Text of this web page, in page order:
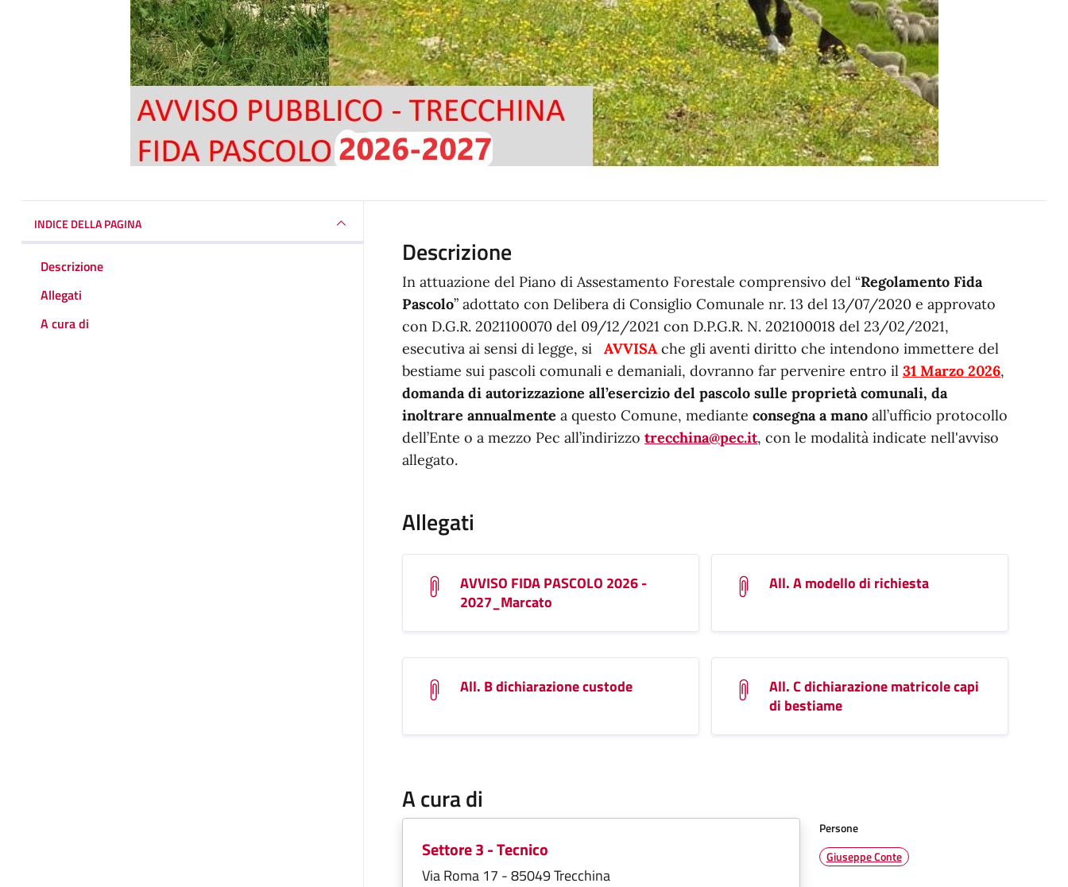
INDICE DELLA PAGINA
Descrizione
Allegati
A cura di
Descrizione
In attuazione del Piano di Assestamento Forestale comprensivo del “Regolamento Fida
Pascolo” adottato con Delibera di Consiglio Comunale nr. 13 del 13/07/2020 e approvato
con D.G.R. 2021100070 del 09/12/2021 con D.P.G.R. N. 202100018 del 23/02/2021,
esecutiva ai sensi di legge, si AVVISA che gli aventi diritto che intendono immettere del
bestiame sui pascoli comunali e demaniali, dovranno far pervenire entro il 31 Marzo 2026,
domanda di autorizzazione all’esercizio del pascolo sulle proprietà comunali, da
inoltrare annualmente a questo Comune, mediante consegna a mano all’ufficio protocollo
dell’Ente o a mezzo Pec all’indirizzo trecchina@pec.it, con le modalità indicate nell'avviso
allegato.
Allegati
AVVISO FIDA PASCOLO 2026 -
2027_Marcato
All. A modello di richiesta
All. B dichiarazione custode
All. C dichiarazione matricole capi
di bestiame
A cura di
Settore 3 - Tecnico
Via Roma 17 - 85049 Trecchina
Persone
Giuseppe Conte